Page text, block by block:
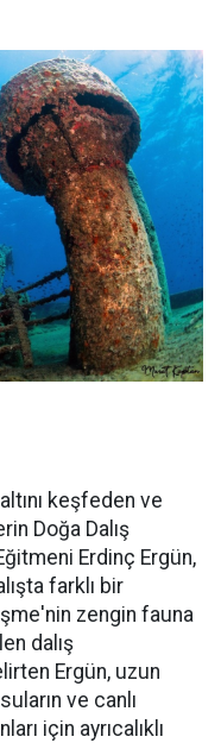
keşfeden ve
Doğa Dalış
Erdinç Ergün,
farklı bir
zengin fauna
dalış
Ergün, uzun
ve canlı
için ayrıcalıklı